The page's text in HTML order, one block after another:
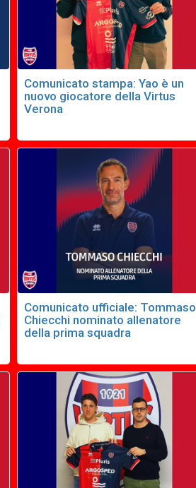
Comunicato stampa: Yao è un
nuovo giocatore della Virtus
Verona
Comunicato ufficiale: Tommaso
Chiecchi nominato allenatore
della prima squadra